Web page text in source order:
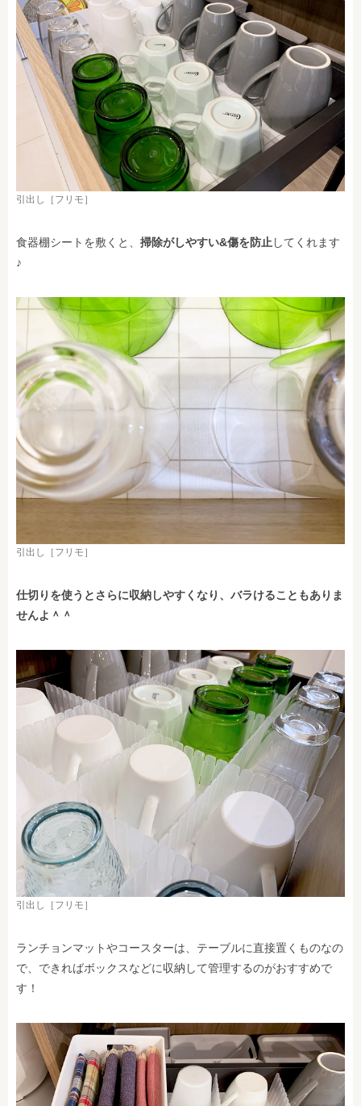
引出し［フリモ］
食器棚シートを敷くと、 掃除がしやすい&傷を防止 してくれます
♪
引出し［フリモ］
仕切りを使うとさらに収納しやすくなり、バラけることもありま
せんよ＾＾
引出し［フリモ］
ランチョンマットやコースターは、テーブルに直接置くものなの
で、できればボックスなどに収納して管理するのがおすすめで
す！